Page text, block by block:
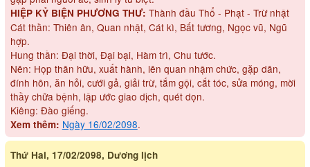
HIỆP KỶ BIỆN PHƯƠNG THƯ: Thành đầu Thổ - Phạt - Trừ nhật
Cát thần: Thiên ân, Quan nhật, Cát kì, Bất tương, Ngọc vũ, Ngũ
hợp.
Hung thần: Đại thời, Đại bại, Hàm trì, Chu tước.
Nên: Họp thân hữu, xuất hành, lên quan nhậm chức, gặp dân,
đính hôn, ăn hỏi, cưới gả, giải trừ, tắm gội, cắt tóc, sửa móng, mời
thầy chữa bệnh, lập ước giao dịch, quét dọn.
Kiêng: Đào giếng.
Xem thêm: Ngày 16/02/2098.
Thứ Hai, 17/02/2098, Dương lịch